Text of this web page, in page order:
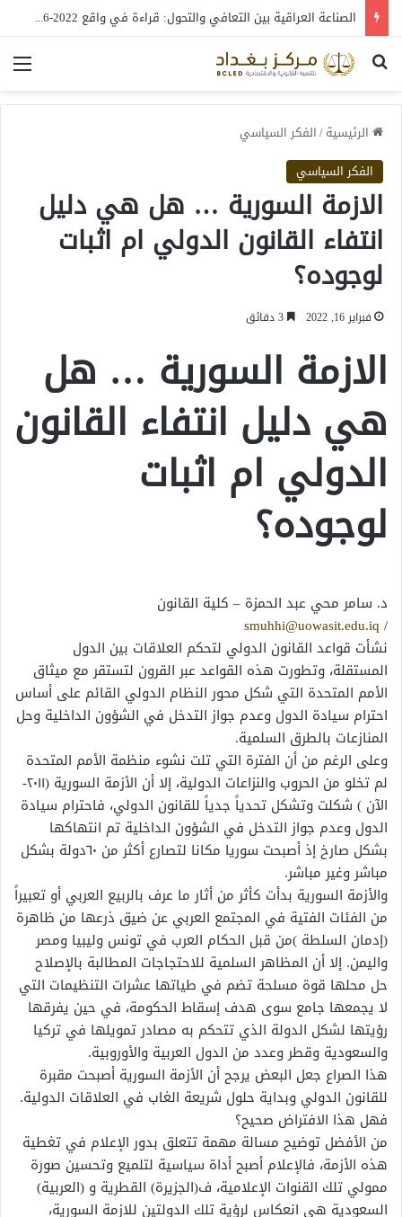
الصناعة العراقية بين التعافي والتحول: قراءة في واقع 2022-2026
بحث عن
الرئيسية/الفكر السياسي
الفكر السياسي
الازمة السورية … هل هي دليل
انتفاء القانون الدولي ام اثبات
لوجوده؟
فبراير 16, 2022
الازمة السورية … هل
هي دليل انتفاء القانون
الدولي ام اثبات
لوجوده؟
د. سامر محي عبد الحمزة – كلية القانون
/
smuhhi@uowasit.edu.iq
نشأت قواعد القانون الدولي لتحكم العلاقات بين الدول
المستقلة، وتطورت هذه القواعد عبر القرون لتستقر مع ميثاق
الأمم المتحدة التي شكل محور النظام الدولي القائم على أساس
احترام سيادة الدول وعدم جواز التدخل في الشؤون الداخلية وحل
المنازعات بالطرق السلمية.
وعلى الرغم من أن الفترة التي تلت نشوء منظمة الأمم المتحدة
لم تخلو من الحروب والنزاعات الدولية، إلا أن الأزمة السورية (٢٠١١-
الآن ) شكلت وتشكل تحدياً جدياً للقانون الدولي، فاحترام سيادة
الدول وعدم جواز التدخل في الشؤون الداخلية تم انتهاكها
بشكل صارخ إذ أصبحت سوريا مكانا لتصارع أكثر من ٦٠دولة بشكل
مباشر وغير مباشر.
والأزمة السورية بدأت كأثر من أثار ما عرف بالربيع العربي أو تعبيراً
من الفئات الفتية في المجتمع العربي عن ضيق ذرعها من ظاهرة
(إدمان السلطة )من قبل الحكام العرب في تونس وليبيا ومصر
واليمن. إلا أن المظاهر السلمية للاحتجاجات المطالبة بالإصلاح
حل محلها قوة مسلحة تضم في طياتها عشرات التنظيمات التي
لا يجمعها جامع سوى هدف إسقاط الحكومة، في حين يفرقها
رؤيتها لشكل الدولة الذي تتحكم به مصادر تمويلها في تركيا
والسعودية وقطر وعدد من الدول العربية والأوروبية.
هذا الصراع جعل البعض يرجح أن الأزمة السورية أصبحت مقبرة
للقانون الدولي وبداية حلول شريعة الغاب في العلاقات الدولية.
فهل هذا الافتراض صحيح؟
من الأفضل توضيح مسالة مهمة تتعلق بدور الإعلام في تغطية
هذه الأزمة، فالإعلام أصبح أداة سياسية لتلميع وتحسين صورة
ممولي تلك القنوات الإعلامية، ف(الجزيرة) القطرية و (العربية)
السعودية هي انعكاس لرؤية تلك الدولتين للازمة السورية،